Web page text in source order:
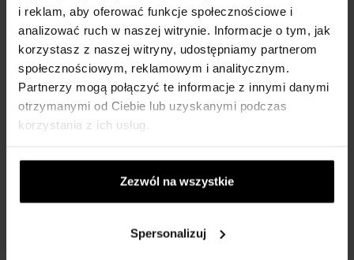
i reklam, aby oferować funkcje społecznościowe i
analizować ruch w naszej witrynie. Informacje o tym, jak
korzystasz z naszej witryny, udostępniamy partnerom
społecznościowym, reklamowym i analitycznym.
Partnerzy mogą połączyć te informacje z innymi danymi
otrzymanymi od Ciebie lub uzyskanymi podczas
korzystania z ich usług.
Zezwól na wszystkie
Spersonalizuj
Opis:
Cel (dla kogo): Mężczyźni
Marka: Armani Exchange
Stylowa moda
Kolor paska: szary
Materiał paska: stal nierdzewna
Szkło: mineralne
Szerokość paska: 20 mm
Średnica koperty: 42 mm